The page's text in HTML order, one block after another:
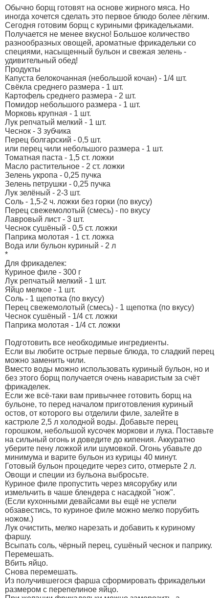
Обычно борщ готовят на основе жирного мяса. Но
иногда хочется сделать это первое блюдо более лёгким.
Сегодня готовим борщ с куриными фрикадельками.
Получается не менее вкусно! Большое количество
разнообразных овощей, ароматные фрикадельки со
специями, насыщенный бульон и свежая зелень -
удивительный обед!
Продукты
Капуста белокочанная (небольшой кочан) - 1/4 шт.
Свёкла среднего размера - 1 шт.
Картофель среднего размера - 2 шт.
Помидор небольшого размера - 1 шт.
Морковь крупная - 1 шт.
Лук репчатый мелкий - 1 шт.
Чеснок - 3 зубчика
Перец болгарский - 0,5 шт.
или перец чили небольшого размера - 1 шт.
Томатная паста - 1,5 ст. ложки
Масло растительное - 2 ст. ложки
Зелень укропа - 0,25 пучка
Зелень петрушки - 0,25 пучка
Лук зелёный - 2-3 шт.
Соль - 1,5-2 ч. ложки без горки (по вкусу)
Перец свежемолотый (смесь) - по вкусу
Лавровый лист - 3 шт.
Чеснок сушёный - 0,5 ст. ложки
Паприка молотая - 1 ст. ложка
Вода или бульон куриный - 2 л
*
Для фрикаделек:
Куриное филе - 300 г
Лук репчатый мелкий - 1 шт.
Яйцо мелкое - 1 шт.
Соль - 1 щепотка (по вкусу)
Перец свежемолотый (смесь) - 1 щепотка (по вкусу)
Чеснок сушёный - 1/4 ст. ложки
Паприка молотая - 1/4 ст. ложки
Подготовить все необходимые ингредиенты.
Если вы любите острые первые блюда, то сладкий перец
можно заменить чили.
Вместо воды можно использовать куриный бульон, но и
без этого борщ получается очень наваристым за счёт
фрикаделек.
Если же всё-таки вам привычнее готовить борщ на
бульоне, то перед началом приготовления куриный
остов, от которого вы отделили филе, залейте в
кастрюле 2,5 л холодной воды. Добавьте перец
горошком, небольшой кусочек моркови и лука. Поставьте
на сильный огонь и доведите до кипения. Аккуратно
уберите пену ложкой или шумовкой. Огонь убавьте до
минимума и варите бульон из курицы 40 минут.
Готовый бульон процедите через сито, отмерьте 2 л.
Овощи и специи из бульона выбросьте.
Куриное филе пропустить через мясорубку или
измельчить в чаше блендера с насадкой "нож".
(Если кухонными девайсами вы ещё не успели
обзавестись, то куриное филе можно мелко порубить
ножом.)
Лук очистить, мелко нарезать и добавить к куриному
фаршу.
Всыпать соль, чёрный перец, сушёный чеснок и паприку.
Перемешать.
Вбить яйцо.
Снова перемешать.
Из получившегося фарша сформировать фрикадельки
размером с перепелиное яйцо.